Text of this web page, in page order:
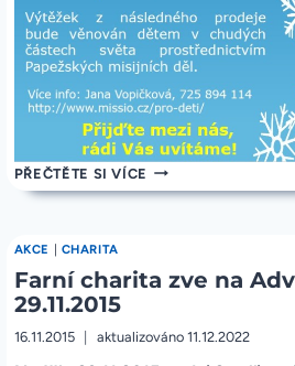
PŘEČTĚTE SI VÍCE POZVÁNKA
MISIJNÍ
JARMARK
AKCE | CHARITA
Farní charita zve na
29.11.2015
16.11.2015 aktualizováno 11.12.2022